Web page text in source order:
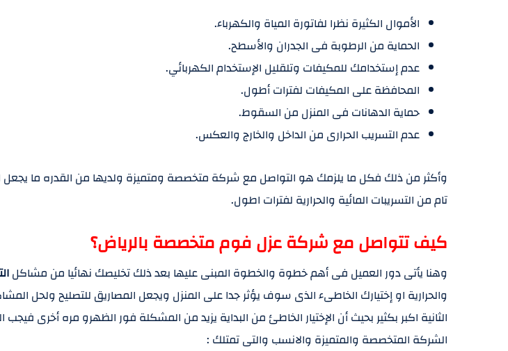
الأموال الكثيرة نظرا لفاتورة المياة والكهرباء.
الحماية من الرطوبة فى الجدران والأسطح.
عدم إستخدامك للمكيفات وتلقليل الإستخدام الكهربائي.
المحافظة على المكيفات لفترات أطول.
حماية الدهانات فى المنزل من السقوط.
عدم التسريب الحرارى من الداخل والخارج والعكس.
وأكثر من ذلك فكل ما يلزمك هو التواصل مع شركة متخصصة ومتميزة ولديها من القدره ما يجعل
تام من التسريبات المائية والحرارية لفترات اطول.
كيف تتواصل مع شركة عزل فوم متخصصة بالرياض؟
وهنا يأتى دور العميل فى أهم خطوة والخطوة المبنى عليها بعد ذلك تخليصك نهائيا من مشاكل
والحرارية او إختيارك الخاطىء الذى سوف يؤثر جدا على المنزل ويجعل المصاريق للتصليح ولحل
الثانية اكبر بكثير بحيث أن الإختيار الخاطئ من البداية يزيد من المشكلة فور الظهرو مره أخرى
الشركة المتخصصة والمتميزة والانسب والتى تمتلك :